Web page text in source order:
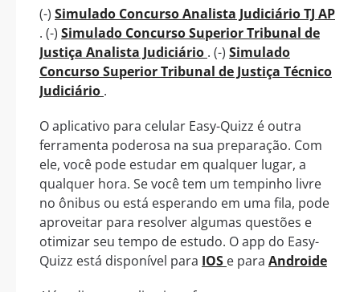
(-) Simulado Concurso Analista Judiciário TJ AP
. (-) Simulado Concurso Superior Tribunal de
Justiça Analista Judiciário . (-) Simulado
Concurso Superior Tribunal de Justiça Técnico
Judiciário .
O aplicativo para celular Easy-Quizz é outra
ferramenta poderosa na sua preparação. Com
ele, você pode estudar em qualquer lugar, a
qualquer hora. Se você tem um tempinho livre
no ônibus ou está esperando em uma fila, pode
aproveitar para resolver algumas questões e
otimizar seu tempo de estudo. O app do Easy-
Quizz está disponível para IOS e para Androide